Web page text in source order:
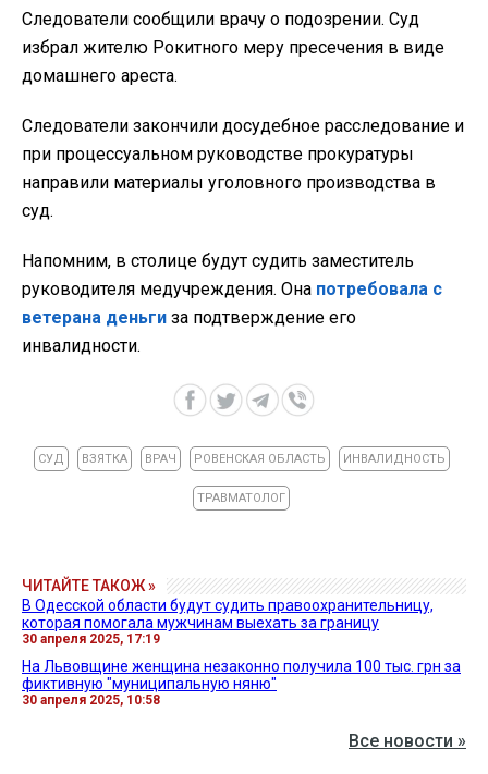
Следователи сообщили врачу о подозрении. Суд
избрал жителю Рокитного меру пресечения в виде
домашнего ареста.
Следователи закончили досудебное расследование и
при процессуальном руководстве прокуратуры
направили материалы уголовного производства в
суд.
Напомним, в столице будут судить заместитель
руководителя медучреждения. Она потребовала с
ветерана деньги за подтверждение его
инвалидности.
СУД ВЗЯТКА ВРАЧ РОВЕНСКАЯ ОБЛАСТЬ ИНВАЛИДНОСТЬ
ТРАВМАТОЛОГ
ЧИТАЙТЕ ТАКОЖ »
В Одесской области будут судить правоохранительницу,
которая помогала мужчинам выехать за границу
30 апреля 2025, 17:19
На Львовщине женщина незаконно получила 100 тыс. грн за
фиктивную "муниципальную няню"
30 апреля 2025, 10:58
Все новости »